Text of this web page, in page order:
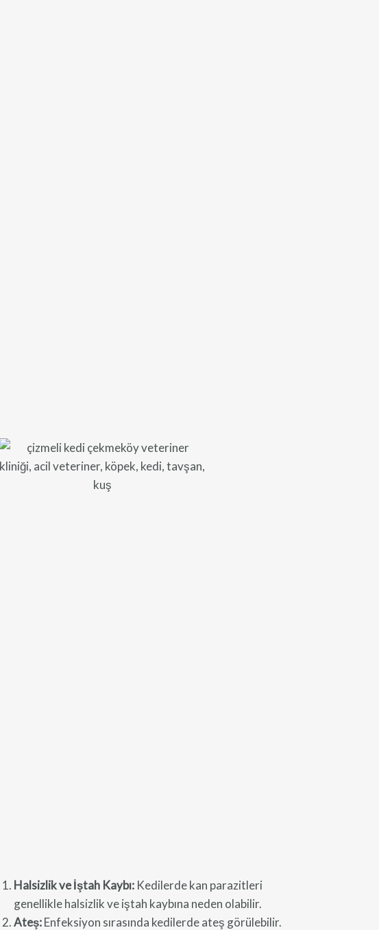
Halsizlik ve İştah Kaybı: Kedilerde kan parazitleri
genellikle halsizlik ve iştah kaybına neden olabilir.
Ateş:Enfeksiyon sırasında kedilerde ateş görülebilir.